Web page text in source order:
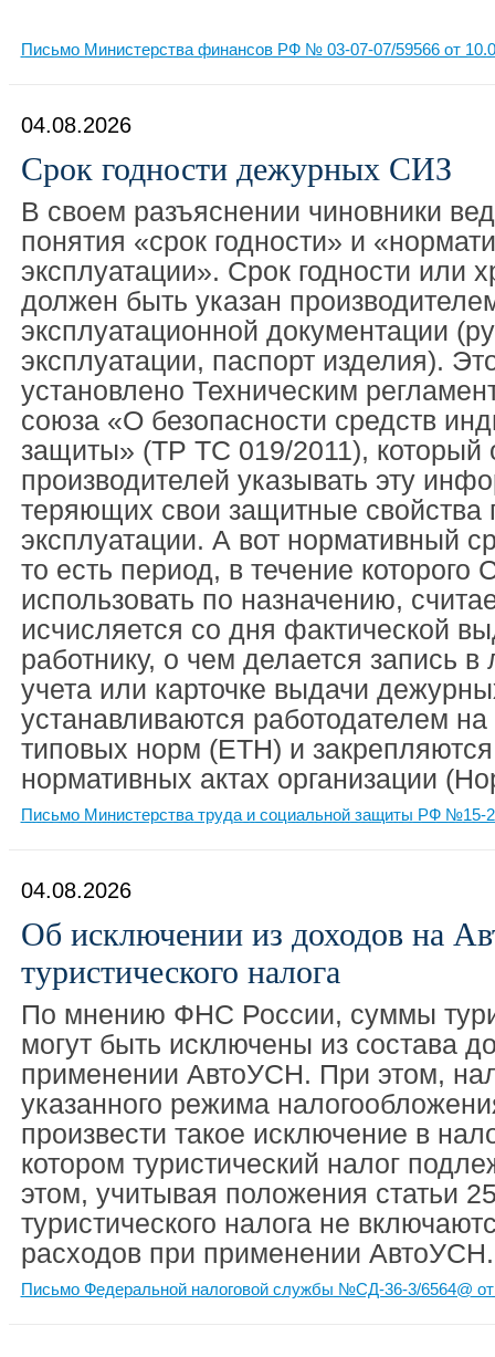
Письмо Министерства финансов РФ № 03-07-07/59566 от
04.08.2026
Срок годности дежурных СИЗ
В своем разъяснении чиновники
понятия «срок годности» и
эксплуатации». Срок годности или
должен быть указан
эксплуатационной документации
эксплуатации, паспорт изделия).
установлено Техническим
союза «О безопасности средств
защиты» (ТР ТС 019/2011), который
производителей указывать эту
теряющих свои защитные свойства
эксплуатации. А вот нормативный
то есть период, в течение
использовать по назначению,
исчисляется со дня фактической
работнику, о чем делается запись в
учета или карточке выдачи
устанавливаются работодателем
типовых норм (ЕТН) и
нормативных актах организации
Письмо Министерства труда и социальной защиты РФ №15-
04.08.2026
Об исключении из доходов на
туристического налога
По мнению ФНС России, суммы
могут быть исключены из состава
применении АвтоУСН. При этом,
указанного режима
произвести такое исключение в
котором туристический налог
этом, учитывая положения статьи
туристического налога не
расходов при применении АвтоУСН.
Письмо Федеральной налоговой службы №СД-36-3/6564@ от